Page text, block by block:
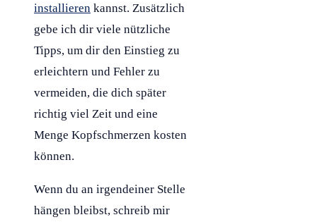
installieren kannst. Zusätzlich
gebe ich dir viele nützliche
Tipps, um dir den Einstieg zu
erleichtern und Fehler zu
vermeiden, die dich später
richtig viel Zeit und eine
Menge Kopfschmerzen kosten
können.
Wenn du an irgendeiner Stelle
hängen bleibst, schreib mir